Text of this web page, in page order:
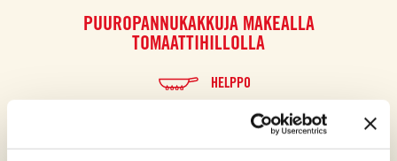
PUUROPANNUKAKKUJA MAKEALLA
TOMAATTIHILLOLLA
HELPPO